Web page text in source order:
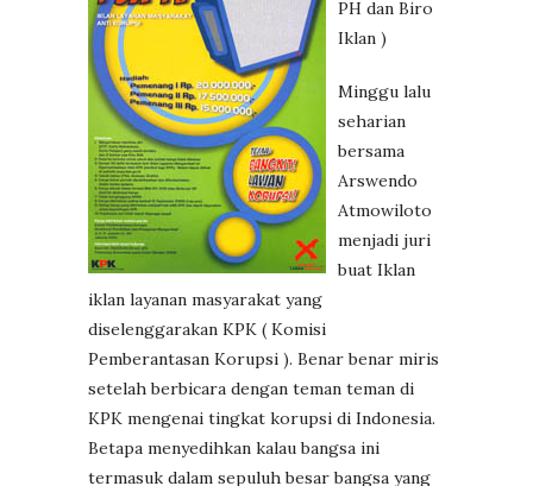
PH dan Biro
Iklan )
Minggu lalu
seharian
bersama
Arswendo
Atmowiloto
menjadi juri
buat Iklan
iklan layanan masyarakat yang
diselenggarakan KPK ( Komisi
Pemberantasan Korupsi ). Benar benar miris
setelah berbicara dengan teman teman di
KPK mengenai tingkat korupsi di Indonesia.
Betapa menyedihkan kalau bangsa ini
termasuk dalam sepuluh besar bangsa yang